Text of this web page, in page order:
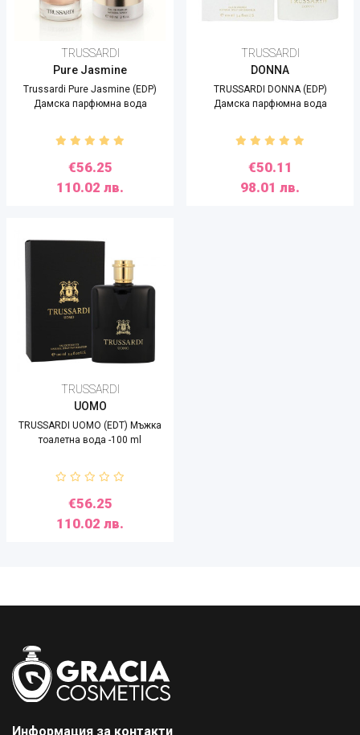
TRUSSARDI
Pure Jasmine
Trussardi Pure Jasmine (EDP)
Дамска парфюмна вода
€56.25
110.02 лв.
TRUSSARDI
DONNA
TRUSSARDI DONNA (EDP)
Дамска парфюмна вода
€50.11
98.01 лв.
TRUSSARDI
UOMO
TRUSSARDI UOMO (EDT) Мъжка
тоалетна вода -100 ml
€56.25
110.02 лв.
Информация за контакти